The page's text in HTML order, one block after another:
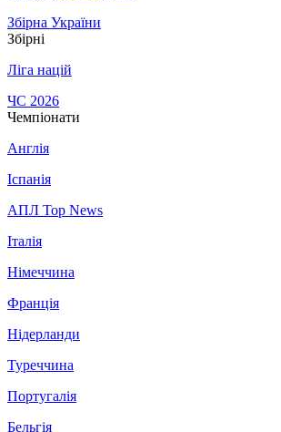
Збірна України
Збірні
Ліга націй
ЧС 2026
Чемпіонати
Англія
Іспанія
АПЛ Top News
Італія
Німеччина
Франція
Нідерланди
Туреччина
Португалія
Бельгія